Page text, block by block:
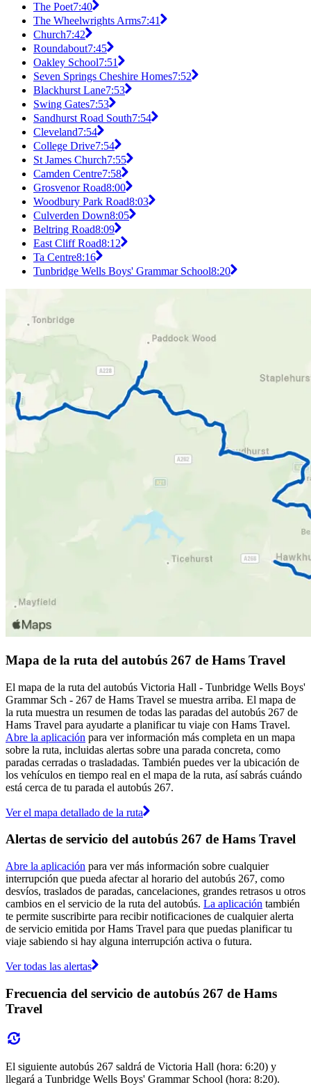
The Poet7:40
The Wheelwrights Arms7:41
Church7:42
Roundabout7:45
Oakley School7:51
Seven Springs Cheshire Homes7:52
Blackhurst Lane7:53
Swing Gates7:53
Sandhurst Road South7:54
Cleveland7:54
College Drive7:54
St James Church7:55
Camden Centre7:58
Grosvenor Road8:00
Woodbury Park Road8:03
Culverden Down8:05
Beltring Road8:09
East Cliff Road8:12
Ta Centre8:16
Tunbridge Wells Boys' Grammar School8:20
Mapa de la ruta del autobús 267 de Hams Travel
El mapa de la ruta del autobús Victoria Hall - Tunbridge Wells Boys'
Grammar Sch - 267 de Hams Travel se muestra arriba. El mapa de
la ruta muestra un resumen de todas las paradas del autobús 267 de
Hams Travel para ayudarte a planificar tu viaje con Hams Travel.
Abre la aplicación para ver información más completa en un mapa
sobre la ruta, incluidas alertas sobre una parada concreta, como
paradas cerradas o trasladadas. También puedes ver la ubicación de
los vehículos en tiempo real en el mapa de la ruta, así sabrás cuándo
está cerca de tu parada el autobús 267.
Ver el mapa detallado de la ruta
Alertas de servicio del autobús 267 de Hams Travel
Abre la aplicación para ver más información sobre cualquier
interrupción que pueda afectar al horario del autobús 267, como
desvíos, traslados de paradas, cancelaciones, grandes retrasos u otros
cambios en el servicio de la ruta del autobús. La aplicación también
te permite suscribirte para recibir notificaciones de cualquier alerta
de servicio emitida por Hams Travel para que puedas planificar tu
viaje sabiendo si hay alguna interrupción activa o futura.
Ver todas las alertas
Frecuencia del servicio de autobús 267 de Hams
Travel
El siguiente autobús 267 saldrá de Victoria Hall (hora: 6:20) y
llegará a Tunbridge Wells Boys' Grammar School (hora: 8:20).